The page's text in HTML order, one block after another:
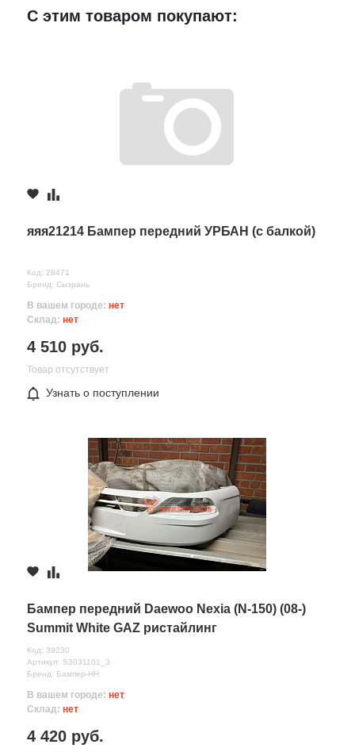
Отправляя форму вы соглашаетесь на
данных
С этим товаром покупают:
яяя21214 Бампер передний УРБАН (с балкой)
Код: 28471
Бренд: Сызрань
В вашем городе: нет
Склад: нет
4 510 руб.
Товар отсутствует
Узнать о поступлении
Бампер передний Daewoo Nexia (N-150) (08-)
Summit White GAZ ристайлинг
Код: 39230
Артикул: S3031101_3
Бренд: Бампер-НН
В вашем городе: нет
Склад: нет
4 420 руб.